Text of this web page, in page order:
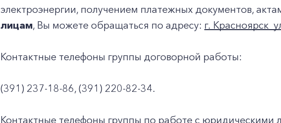
электроэнергии, получением платежных документов,
лицам, Вы можете обращаться по адресу: г. Красноярск
Контактные телефоны группы договорной работы:
(391) 237-18-86, (391) 220-82-34.
Контактные телефоны группы по работе с юридическими